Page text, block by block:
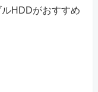
HDDがおすすめ